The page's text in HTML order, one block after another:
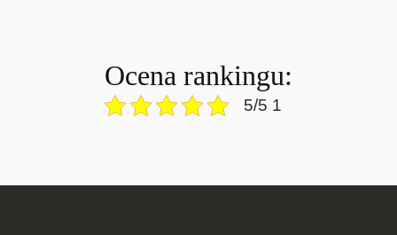
Ocena rankingu:
5/5 1